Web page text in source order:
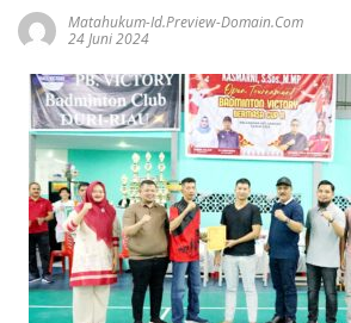
Matahukum-Id.preview-Domain.com
24 Juni 2024